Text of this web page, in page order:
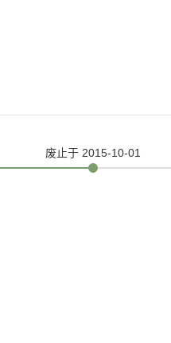
废止于 2015-10-01